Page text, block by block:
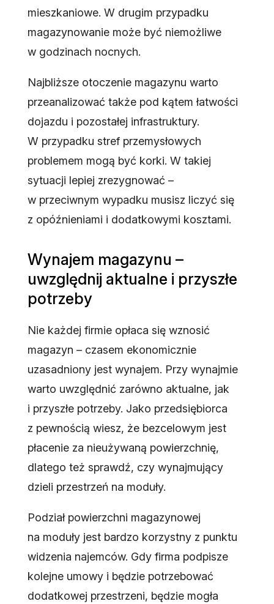
mieszkaniowe. W drugim przypadku
magazynowanie może być niemożliwe
w godzinach nocnych.
Najbliższe otoczenie magazynu warto
przeanalizować także pod kątem łatwości
dojazdu i pozostałej infrastruktury.
W przypadku stref przemysłowych
problemem mogą być korki. W takiej
sytuacji lepiej zrezygnować –
w przeciwnym wypadku musisz liczyć się
z opóźnieniami i dodatkowymi kosztami.
Wynajem magazynu –
uwzględnij aktualne i przyszłe
potrzeby
Nie każdej firmie opłaca się wznosić
magazyn – czasem ekonomicznie
uzasadniony jest wynajem. Przy wynajmie
warto uwzględnić zarówno aktualne, jak
i przyszłe potrzeby. Jako przedsiębiorca
z pewnością wiesz, że bezcelowym jest
płacenie za nieużywaną powierzchnię,
dlatego też sprawdź, czy wynajmujący
dzieli przestrzeń na moduły.
Podział powierzchni magazynowej
na moduły jest bardzo korzystny z punktu
widzenia najemców. Gdy firma podpisze
kolejne umowy i będzie potrzebować
dodatkowej przestrzeni, będzie mogła